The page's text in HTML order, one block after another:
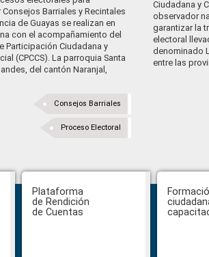
Barriales y Recintales
de Guayas se realizan en
con el acompañamiento del
Participación Ciudadana y
(CPCCS). La parroquia Santa
del cantón Naranjal,
Consejos Barriales
Proceso Electoral
Ciudadana y
observador
garantizar la
electoral
denominado
entre las
Plataforma
de Rendición
de Cuentas
CPCCS
Veeduría para
autoridad de la